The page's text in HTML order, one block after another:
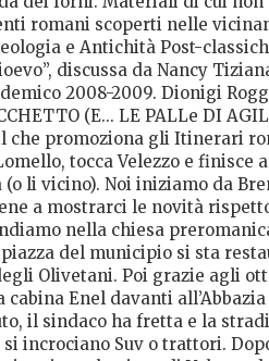
romani scoperti nelle
e Antichità Post-
discussa da Nancy
2008-2009. Dionigi
(E... LE PALLe DI
che promoziona gli Itinerari
tocca Velezzo e finisce
li vicino). Noi iniziamo da
a mostrarci le novità
nella chiesa
del municipio si sta
Olivetani. Poi grazie agli
cabina Enel davanti
il sindaco ha fretta e la
incrociano Suv o trattori.